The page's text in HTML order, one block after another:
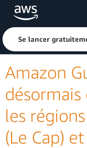
Passer au contenu principal
Cliquer ici
Se lancer
Amazon
les
(Le Cap)